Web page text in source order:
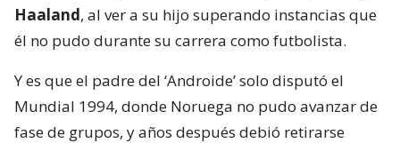
Haaland, al ver a su hijo superando instancias que
él no pudo durante su carrera como futbolista.
Y es que el padre del ‘Androide’ solo disputó el
Mundial 1994, donde Noruega no pudo avanzar de
fase de grupos, y años después debió retirarse